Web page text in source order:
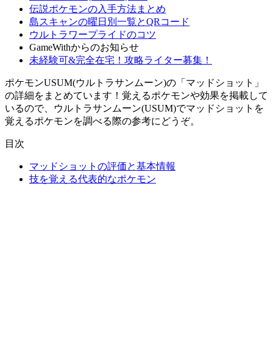
伝説ポケモンの入手方法まとめ
島スキャンの曜日別一覧とQRコード
ウルトラワープライドのコツ
GameWithからのお知らせ
未経験可&完全在宅！攻略ライター募集！
ポケモンUSUM(ウルトラサンムーン)の「マッドショット」
の詳細をまとめています！覚えるポケモンや効果を掲載して
いるので、ウルトラサンムーン(USUM)でマッドショットを
覚えるポケモンを調べる際の参考にどうぞ。
目次
マッドショットの評価と基本情報
技を覚える代表的なポケモン